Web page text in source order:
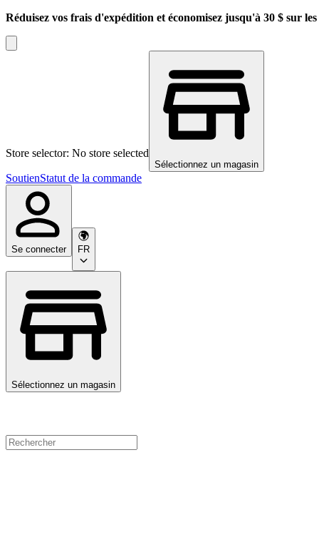
Réduisez vos frais d'expédition et économisez jusqu'à 30 $ sur
Store selector: No store selected
Sélectionnez un magasin
SoutienStatut de la commande
Se connecter FR
Sélectionnez un magasin